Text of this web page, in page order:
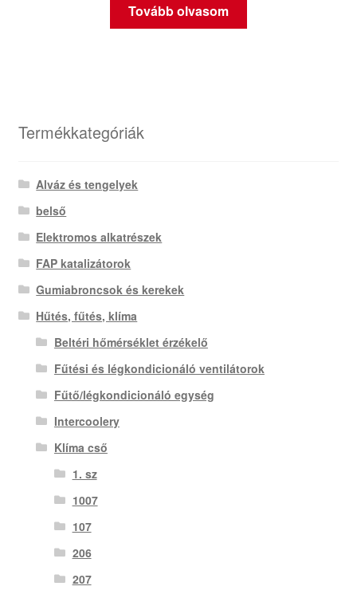
Tovább olvasom
Termékkategóriák
Alváz és tengelyek
belső
Elektromos alkatrészek
FAP katalizátorok
Gumiabroncsok és kerekek
Hűtés, fűtés, klíma
Beltéri hőmérséklet érzékelő
Fűtési és légkondicionáló ventilátorok
Fűtő/légkondicionáló egység
Intercoolery
Klíma cső
1. sz
1007
107
206
207